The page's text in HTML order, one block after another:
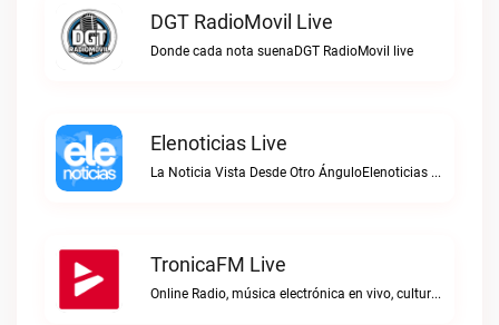
DGT RadioMovil Live
Donde cada nota suenaDGT RadioMovil live
Elenoticias Live
La Noticia Vista Desde Otro ÁnguloElenoticias live
TronicaFM Live
Online Radio, música electrónica en vivo, cultura electrónica, Top 10 semanal, videos, descargasTronicaFM live